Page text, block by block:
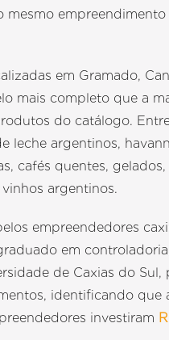
mesmo
em Gramado,
mais completo que a
do catálogo.
leche argentinos,
cafés quentes, gelados,
argentinos.
empreendedores
em
de Caxias do Sul,
identificando que
investiram